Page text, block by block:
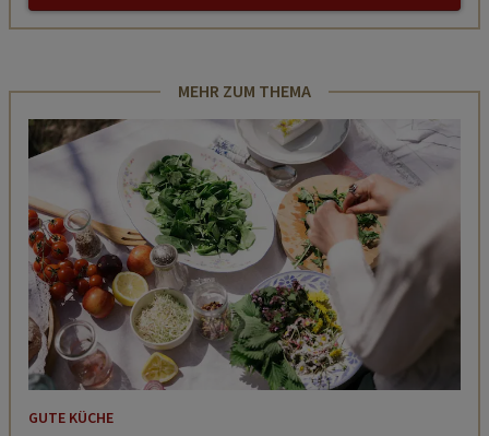
MEHR ZUM THEMA
GUTE KÜCHE